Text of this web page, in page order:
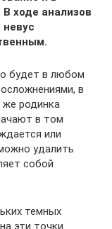
ходе анализов
будет в любом
в
же родинка
в том
или
удалить
собой
темных
эти точки